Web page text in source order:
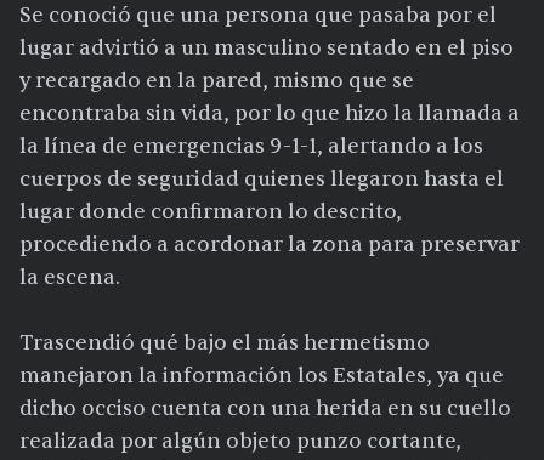
Se conoció que una persona que pasaba por el
lugar advirtió a un masculino sentado en el piso
y recargado en la pared, mismo que se
encontraba sin vida, por lo que hizo la llamada a
la línea de emergencias 9-1-1, alertando a los
cuerpos de seguridad quienes llegaron hasta el
lugar donde confirmaron lo descrito,
procediendo a acordonar la zona para preservar
la escena.
Trascendió qué bajo el más hermetismo
manejaron la información los Estatales, ya que
dicho occiso cuenta con una herida en su cuello
realizada por algún objeto punzo cortante,